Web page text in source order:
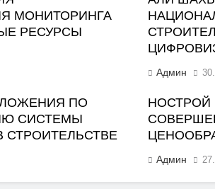
МОНИТОРИНГА
РЕСУРСЫ
Админ
ПО
СИСТЕМЫ
СТРОИТЕЛЬСТВЕ
НОСТРОЙ
Админ